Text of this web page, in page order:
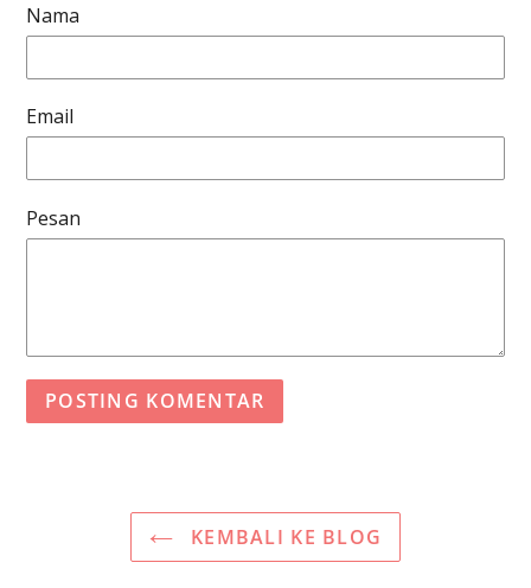
Nama
Email
Pesan
KEMBALI KE BLOG